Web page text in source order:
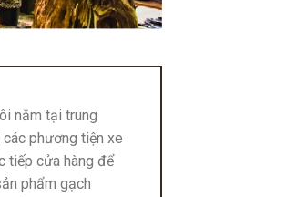
nằm tại trung
phương tiện xe
tiếp cửa hàng để
phẩm gạch